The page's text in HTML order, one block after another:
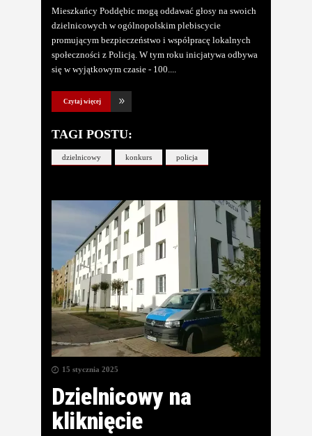
Mieszkańcy Poddębic mogą oddawać głosy na swoich
dzielnicowych w ogólnopolskim plebiscycie
promującym bezpieczeństwo i współpracę lokalnych
społeczności z Policją. W tym roku inicjatywa odbywa
się w wyjątkowym czasie - 100.
Czytaj więcej
TAGI POSTU:
dzielnicowy konkurs policja
15 stycznia 2025
Dzielnicowy na
kliknięcie